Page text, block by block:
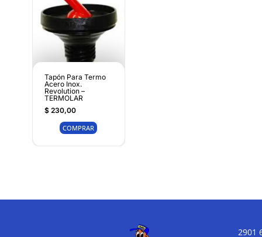
Tapón Para Termo
Acero Inox.
Revolution –
TERMOLAR
$230,00
COMPRAR
2901